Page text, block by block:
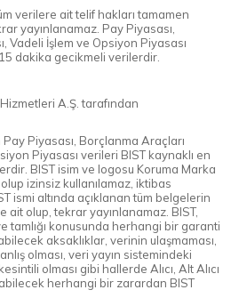
verilere ait telif hakları tamamen
yayınlanamaz. Pay Piyasası,
Vadeli İşlem ve Opsiyon Piyasası
dakika gecikmeli verilerdir.
A.Ş. tarafından
Piyasası, Borçlanma Araçları
Piyasası verileri BIST kaynaklı en
BIST isim ve logosu Koruma Marka
izinsiz kullanılamaz, iktibas
ismi altında açıklanan tüm belgelerin
ait olup, tekrar yayınlanamaz. BIST,
tamlığı konusunda herhangi bir garanti
aksaklıklar, verinin ulaşmaması,
olması, veri yayın sistemindeki
olması gibi hallerde Alıcı, Alt Alıcı
herhangi bir zarardan BIST